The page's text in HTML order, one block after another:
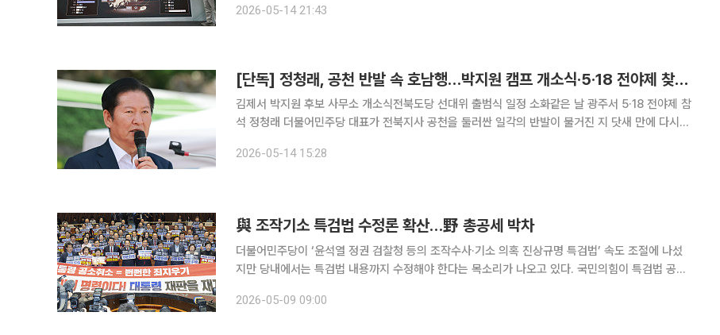
다. 이번 지방선거에서는 광역단체장·교육감 각 16명, 기
2026-05-14 21:43
[단독] 정청래, 공천 반발 속 호남행…박지원 캠프 개소식·5·18 전야제 찾는다
김제서 박지원 후보 사무소 개소식전북도당 선대위 출범식 일정 소화같은 날 광주서 5·18 전야제 참
석 정청래 더불어민주당 대표가 전북지사 공천을 둘러싼 일각의 반발이 불거진 지 닷새 만에 다시
시작으로 전북도당 선거대책위원회 출범식, 광주 5·18 민주화운
2026-05-14 15:28
與 조작기소 특검법 수정론 확산…野 총공세 박차
더불어민주당이 ‘윤석열 정권 검찰청 등의 조작수사·기소 의혹 진상규명 특검법’ 속도 조절에 나섰
지만 당내에서는 특검법 내용까지 수정해야 한다는 목소리가 나오고 있다. 국민의힘이 특검법 공세
된다. 9일 정치권에 따르면 최근 민주당 지도부는 특검법 처리 시기를
2026-05-09 09:00